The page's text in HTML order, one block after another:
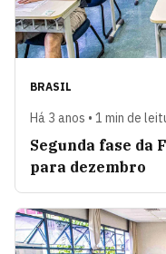
BRASIL
Há 3 anos • 1 min de
Segunda fase da
para dezembro